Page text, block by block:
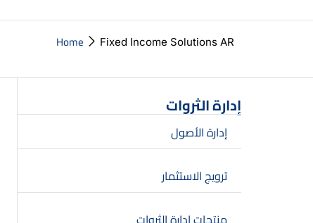
Home Fixed Income Solutions AR
إدارة الثروات
إدارة الأصول
ترويج الاستثمار